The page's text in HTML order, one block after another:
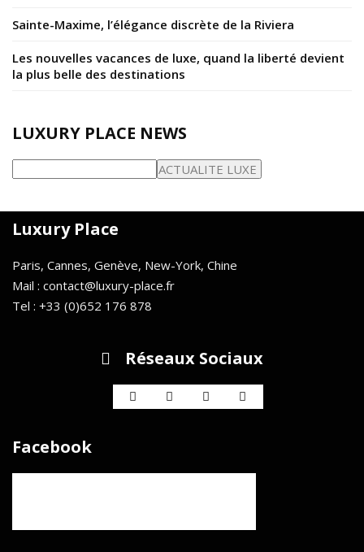
Sainte-Maxime, l’élégance discrète de la Riviera
Les nouvelles vacances de luxe, quand la liberté devient
la plus belle des destinations
LUXURY PLACE NEWS
Luxury Place
Paris, Cannes, Genève, New-York, Chine
Mail : contact@luxury-place.fr
Tel : +33 (0)652 176 878
Réseaux Sociaux
Facebook